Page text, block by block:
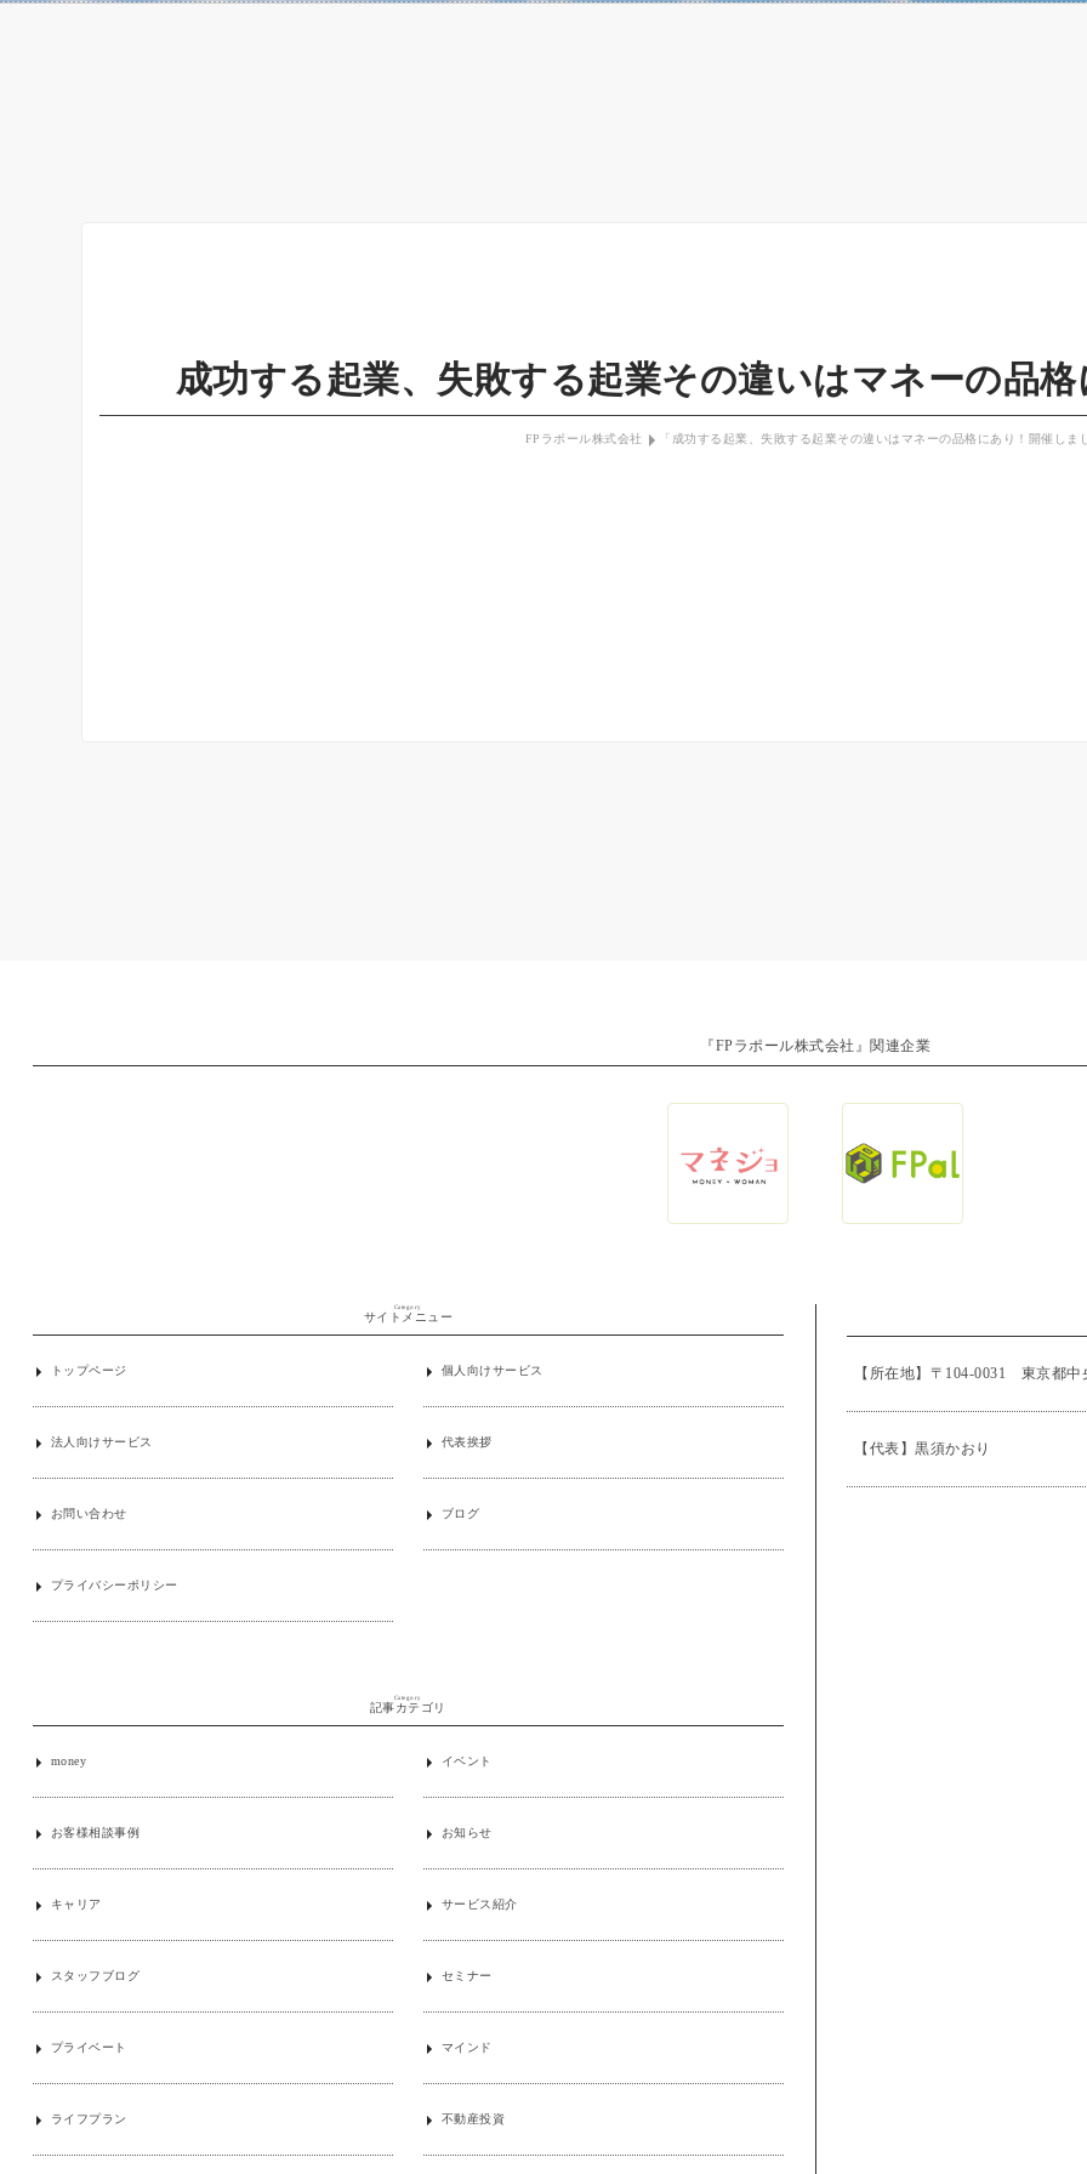
成功する起業、失敗する起業その違いはマネーの品
FPラポール株式会社 「成功する起業、失敗する起業その違いはマネーの品格にあり！開催しま
『FPラポール株式会社』関連企業
サイトメニュー
Category
トップページ 個人向けサービス
法人向けサービス 代表挨拶
お問い合わせ ブログ
プライバシーポリシー
記事カテゴリ
Category
money イベント
お客様相談事例 お知らせ
キャリア サービス紹介
スタッフブログ セミナー
プライベート マインド
ライフプラン 不動産投資
【所在地】〒104-0031 東京都
【代表】黒須かおり